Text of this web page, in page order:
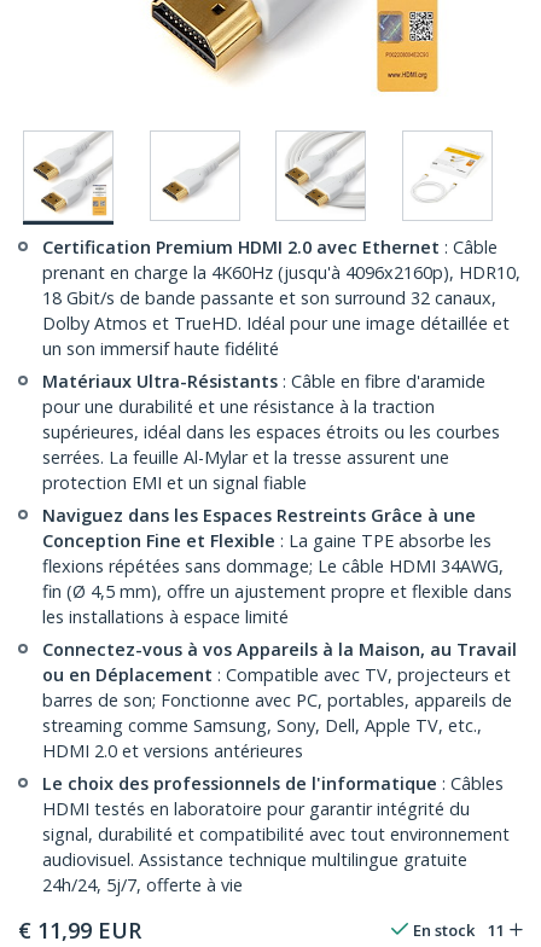
Certification Premium HDMI 2.0 avec Ethernet : Câble
prenant en charge la 4K60Hz (jusqu'à 4096x2160p), HDR10,
18 Gbit/s de bande passante et son surround 32 canaux,
Dolby Atmos et TrueHD. Idéal pour une image détaillée et
un son immersif haute fidélité
Matériaux Ultra-Résistants : Câble en fibre d'aramide
pour une durabilité et une résistance à la traction
supérieures, idéal dans les espaces étroits ou les courbes
serrées. La feuille Al-Mylar et la tresse assurent une
protection EMI et un signal fiable
Naviguez dans les Espaces Restreints Grâce à une
Conception Fine et Flexible : La gaine TPE absorbe les
flexions répétées sans dommage; Le câble HDMI 34AWG,
fin (Ø 4,5 mm), offre un ajustement propre et flexible dans
les installations à espace limité
Connectez-vous à vos Appareils à la Maison, au Travail
ou en Déplacement : Compatible avec TV, projecteurs et
barres de son; Fonctionne avec PC, portables, appareils de
streaming comme Samsung, Sony, Dell, Apple TV, etc.,
HDMI 2.0 et versions antérieures
Le choix des professionnels de l'informatique : Câbles
HDMI testés en laboratoire pour garantir intégrité du
signal, durabilité et compatibilité avec tout environnement
audiovisuel. Assistance technique multilingue gratuite
24h/24, 5j/7, offerte à vie
€ 11,99 EUR En stock 11